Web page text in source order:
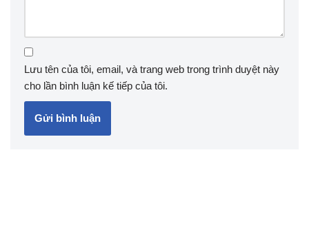
Lưu tên của tôi, email, và trang web trong trình duyệt này
cho lần bình luận kế tiếp của tôi.